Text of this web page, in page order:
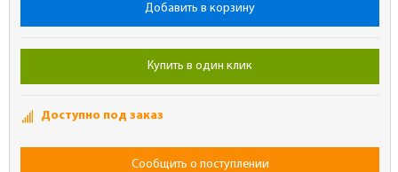
Добавить в корзину
Купить в один клик
Доступно под заказ
Сообщить о поступлении